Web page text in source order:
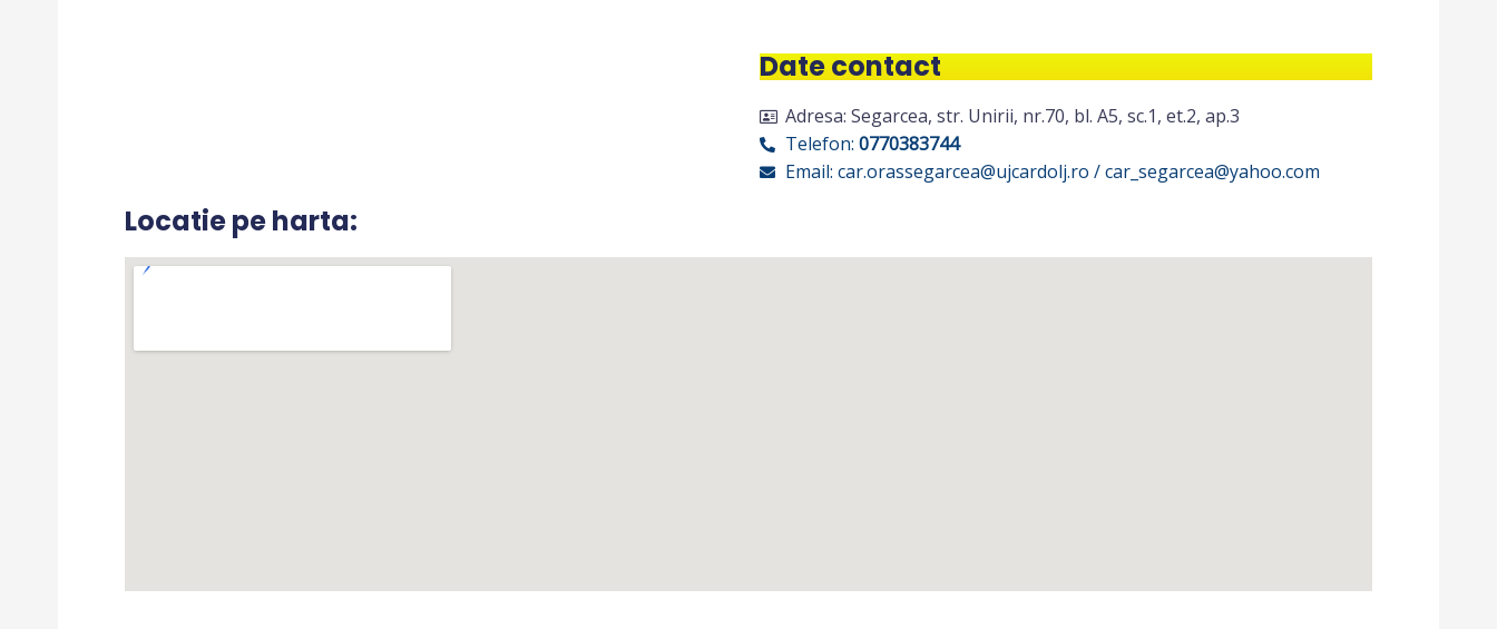
Date contact
Adresa: Segarcea, str. Unirii, nr.70, bl. A5, sc.1, et.2, ap.3
Telefon: 0770383744
Email: car.orassegarcea@ujcardolj.ro / car_segarcea@yahoo.com
Locatie pe harta: